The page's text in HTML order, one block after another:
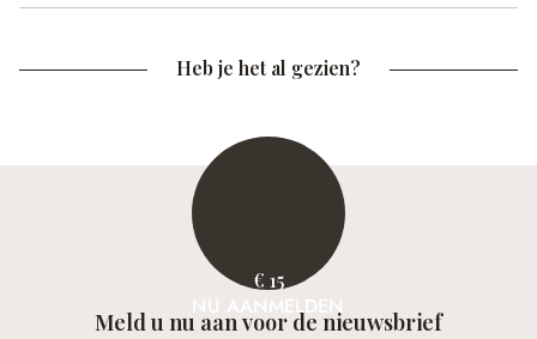
Heb je het al gezien?
€ 15
NU AANMELDEN
Meld u nu aan voor de nieuwsbrief